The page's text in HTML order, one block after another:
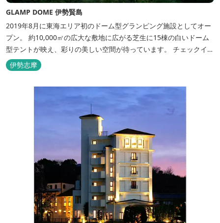
GLAMP DOME 伊勢賢島
2019年8月に東海エリア初のドーム型グランピング施設としてオー
プン。 約10,000㎡の広大な敷地に広がる芝生に15棟の白いドーム
型テントが映え、彩りの美しい空間が待っています。 チェックイン
後は『ハーゲンダッツ食べ放題』 夕食は松阪牛や伊勢海老を贅沢に
使用した「三重ブランドBBQプラン」や、1人前350ｇと食べ応え
のあるお肉を用意した「肉盛りプラン」などからお選びできま
伊勢志摩